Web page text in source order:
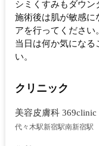
シミくすみもダウン
施術後は肌が敏感に
アを行ってください。
当日は何か気になる
い。
クリニック
美容皮膚科 369clinic
代々木駅新宿駅南新宿駅